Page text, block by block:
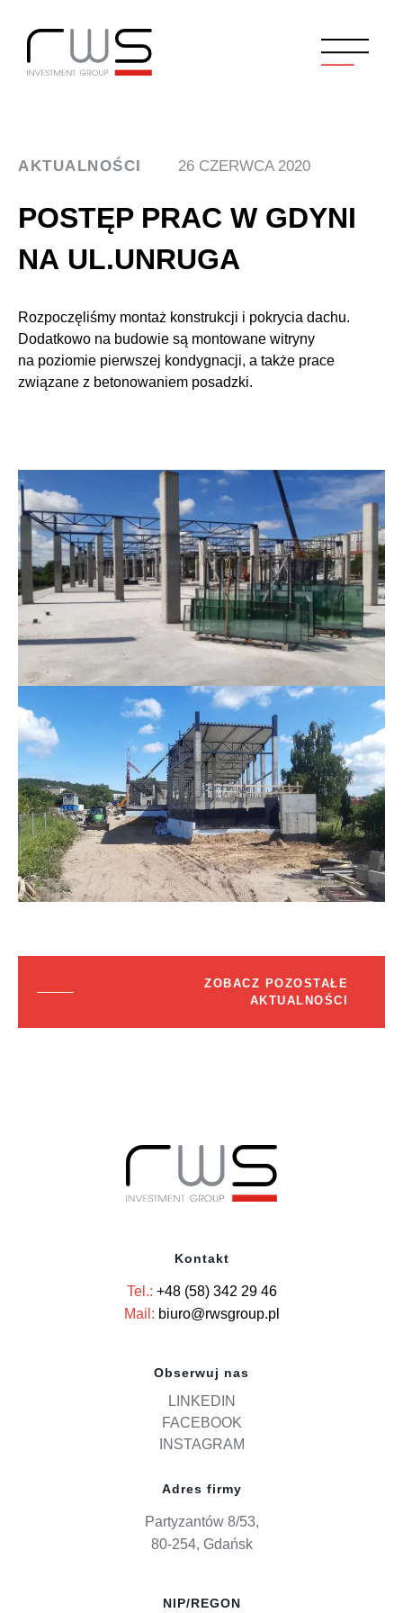
AKTUALNOŚCI 26 CZERWCA 2020
POSTĘP PRAC W GDYNI
NA UL.UNRUGA
Rozpoczęliśmy montaż konstrukcji i pokrycia dachu.
Dodatkowo na budowie są montowane witryny
na poziomie pierwszej kondygnacji, a także prace
związane z betonowaniem posadzki.
ZOBACZ POZOSTAŁE
AKTUALNOŚCI
Kontakt
Tel.: +48 (58) 342 29 46
Mail: biuro@rwsgroup.pl
Obserwuj nas
LINKEDIN
FACEBOOK
INSTAGRAM
Adres firmy
Partyzantów 8/53,
80-254, Gdańsk
NIP/REGON